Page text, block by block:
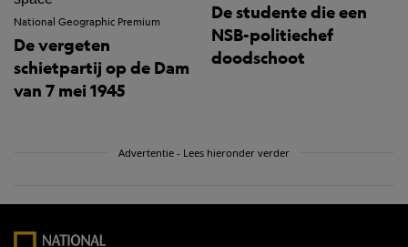
National Geographic Premium
De vergeten
schietpartij op de Dam
van 7 mei 1945
De studente die een
NSB-politiechef
doodschoot
Advertentie - Lees hieronder verder